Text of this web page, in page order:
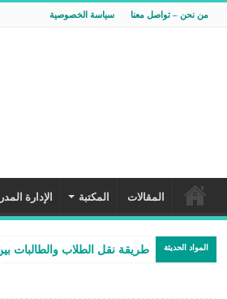
من نحن – تواصل معنا سياسة الخصوصية
المقالات المكتبة الإدارة
المواد الحديثة طريقة نقل الطلاب والطالبات